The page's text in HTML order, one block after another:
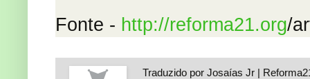
Fonte - http://reforma21.org/
Traduzido por Josaías Jr |